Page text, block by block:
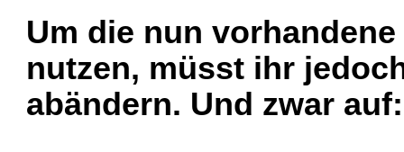
Um die nun
nutzen, müsst ihr
abändern. Und zwar